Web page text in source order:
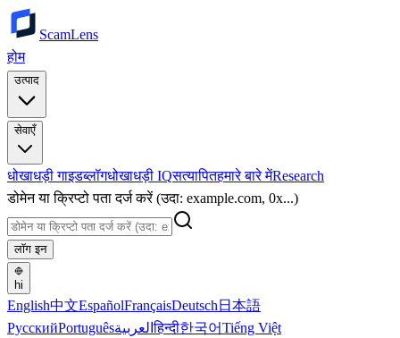
ScamLens
होम
उत्पाद
सेवाएँ
धोखाधड़ी गाइडब्लॉगधोखाधड़ी IQसत्यापितहमारे बारे मेंResearch
डोमेन या क्रिप्टो पता दर्ज करें (उदा: example.com, 0x...)
लॉग इन
hi
English中文EspañolFrançaisDeutsch 日本語
РусскийPortuguêsالعربيةहिन्दी한국어Tiếng Việt